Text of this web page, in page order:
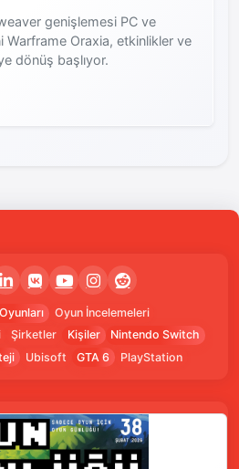
genişlemesi PC ve
Warframe Oraxia, etkinlikler ve
dönüş başlıyor.
Oyun İncelemeleri
Şirketler Kişiler
Nintendo Switch
Ubisoft GTA 6 PlayStation